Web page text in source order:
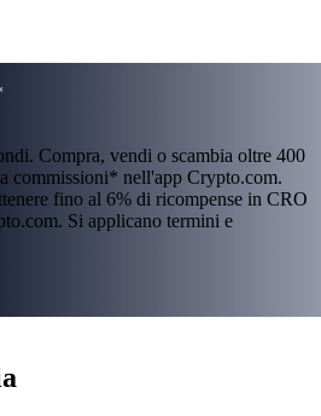
Compra, vendi o scambia oltre 400
commissioni* nell'app Crypto.com.
fino al 6% di ricompense in CRO
Si applicano termini e